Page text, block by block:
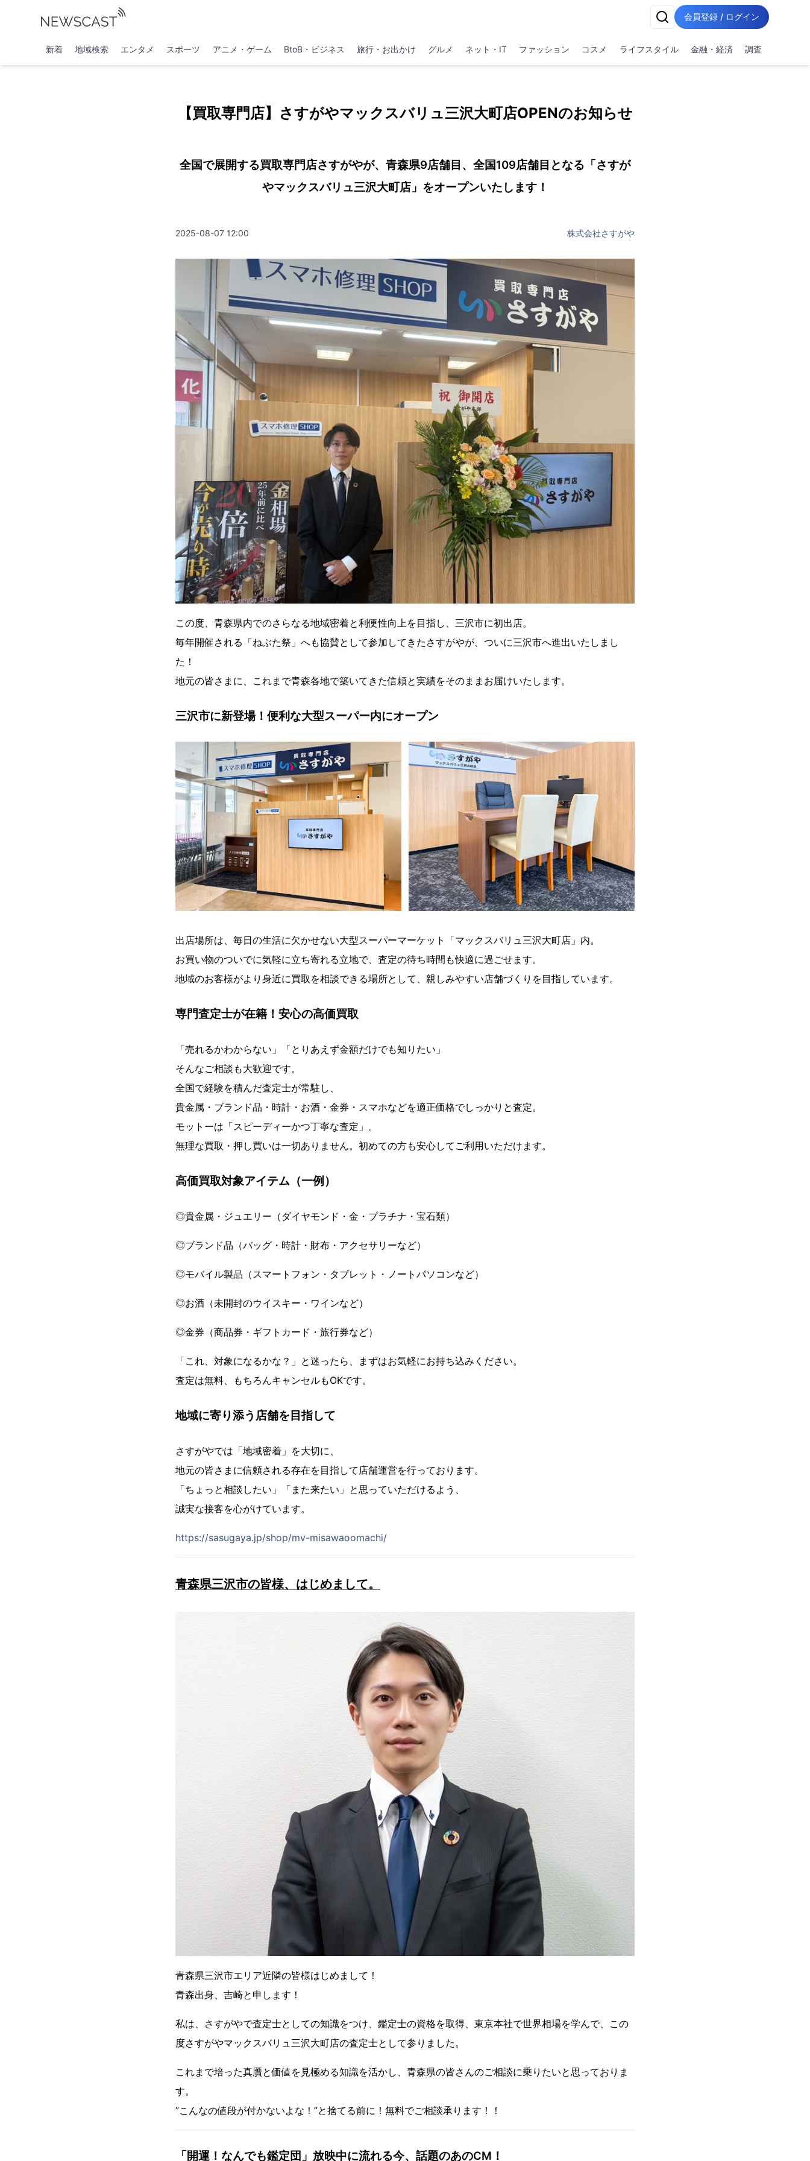
会員登録 / ログイン
新着 地域検索 エンタメ スポーツ アニメ・ゲーム BtoB・ビジネス 旅行・お出かけ グルメ ネット・IT ファッション コスメ ライフスタイル 金融・経済 調査
【買取専門店】さすがやマックスバリュ三沢大町店OPENのお知らせ
全国で展開する買取専門店さすがやが、青森県9店舗目、全国109店舗目となる「さすが
やマックスバリュ三沢大町店」をオープンいたします！
2025-08-07 12:00 株式会社さすがや
この度、青森県内でのさらなる地域密着と利便性向上を目指し、三沢市に初出店。
毎年開催される「ねぶた祭」へも協賛として参加してきたさすがやが、ついに三沢市へ進出いたしまし
た！
地元の皆さまに、これまで青森各地で築いてきた信頼と実績をそのままお届けいたします。
三沢市に新登場！便利な大型スーパー内にオープン
出店場所は、毎日の生活に欠かせない大型スーパーマーケット「マックスバリュ三沢大町店」内。
お買い物のついでに気軽に立ち寄れる立地で、査定の待ち時間も快適に過ごせます。
地域のお客様がより身近に買取を相談できる場所として、親しみやすい店舗づくりを目指しています。
専門査定士が在籍！安心の高価買取
「売れるかわからない」「とりあえず金額だけでも知りたい」
そんなご相談も大歓迎です。
全国で経験を積んだ査定士が常駐し、
貴金属・ブランド品・時計・お酒・金券・スマホなどを適正価格でしっかりと査定。
モットーは「スピーディーかつ丁寧な査定」。
無理な買取・押し買いは一切ありません。初めての方も安心してご利用いただけます。
高価買取対象アイテム（一例）
◎貴金属・ジュエリー（ダイヤモンド・金・プラチナ・宝石類）
◎ブランド品（バッグ・時計・財布・アクセサリーなど）
◎モバイル製品（スマートフォン・タブレット・ノートパソコンなど）
◎お酒（未開封のウイスキー・ワインなど）
◎金券（商品券・ギフトカード・旅行券など）
「これ、対象になるかな？」と迷ったら、まずはお気軽にお持ち込みください。
査定は無料、もちろんキャンセルもOKです。
地域に寄り添う店舗を目指して
さすがやでは「地域密着」を大切に、
地元の皆さまに信頼される存在を目指して店舗運営を行っております。
「ちょっと相談したい」「また来たい」と思っていただけるよう、
誠実な接客を心がけています。
https://sasugaya.jp/shop/mv-misawaoomachi/
青森県三沢市の皆様、はじめまして。
青森県三沢市エリア近隣の皆様はじめまして！
青森出身、吉崎と申します！
私は、さすがやで査定士としての知識をつけ、鑑定士の資格を取得、東京本社で世界相場を学んで、この
度さすがやマックスバリュ三沢大町店の査定士として参りました。
これまで培った真贋と価値を見極める知識を活かし、青森県の皆さんのご相談に乗りたいと思っておりま
す。
”こんなの値段が付かないよな！”と捨てる前に！無料でご相談承ります！！
「開運！なんでも鑑定団」放映中に流れる今、話題のあのCM！